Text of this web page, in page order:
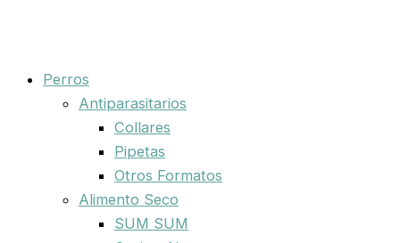
Perros
Antiparasitarios
Collares
Pipetas
Otros Formatos
Alimento Seco
SUM SUM